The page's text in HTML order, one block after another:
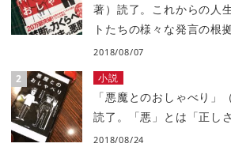
著）読了。これからの人
トたちの様々な発言の根
2018/08/07
小説
「悪魔とのおしゃべり」
読了。「悪」とは「正し
2018/08/24